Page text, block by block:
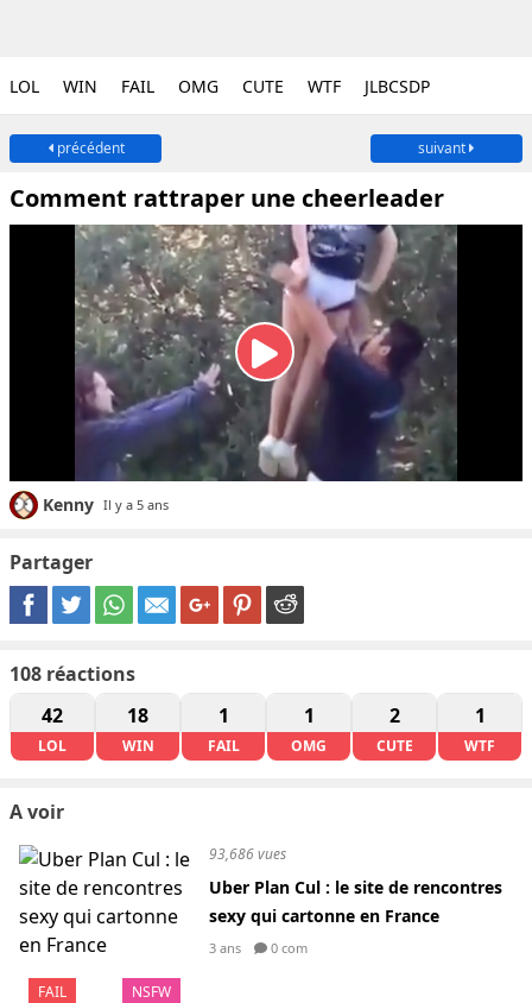
LOL WIN FAIL OMG CUTE WTF JLBCSDP
précédent suivant
Comment rattraper une cheerleader
Kenny Il y a 5 ans
Partager
108 réactions
42
LOL
18
WIN
1
FAIL
1
OMG
2
CUTE
1
WTF
A voir
FAIL NSFW
93,686 vues
Uber Plan Cul : le site de rencontres
sexy qui cartonne en France
3 ans 0 com